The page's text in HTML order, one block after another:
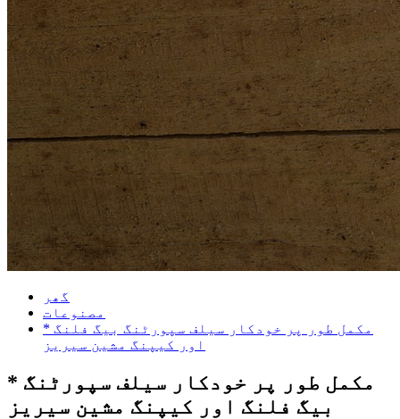
گھر
مصنوعات
* مکمل طور پر خودکار سیلف سپورٹنگ بیگ فلنگ
اور کیپنگ مشین سیریز
* مکمل طور پر خودکار سیلف سپورٹنگ
بیگ فلنگ اور کیپنگ مشین سیریز